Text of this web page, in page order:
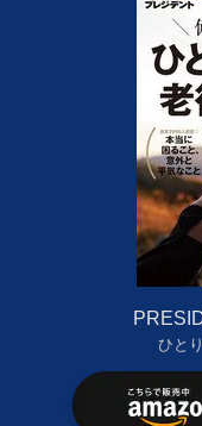
ひと